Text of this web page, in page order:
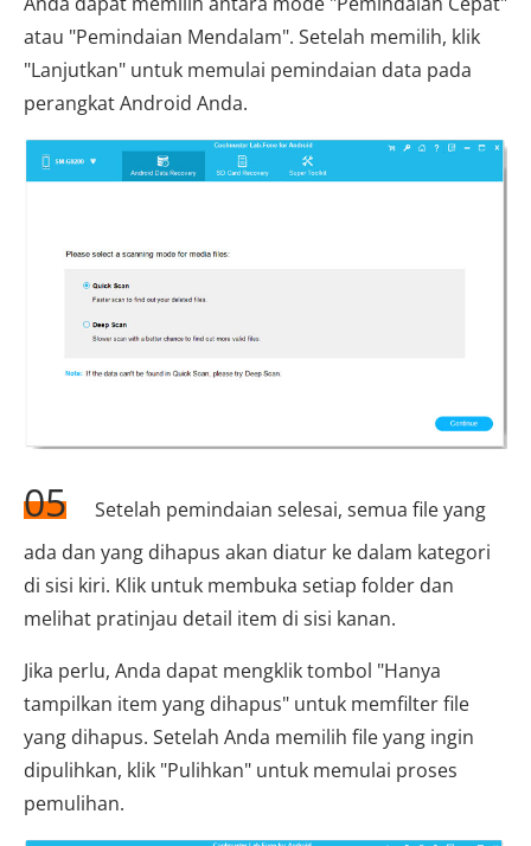
atau "Pemindaian Mendalam". Setelah memilih, klik
"Lanjutkan" untuk memulai pemindaian data pada
perangkat Android Anda.
05
Setelah pemindaian selesai, semua file yang
ada dan yang dihapus akan diatur ke dalam kategori
di sisi kiri. Klik untuk membuka setiap folder dan
melihat pratinjau detail item di sisi kanan.
Jika perlu, Anda dapat mengklik tombol "Hanya
tampilkan item yang dihapus" untuk memfilter file
yang dihapus. Setelah Anda memilih file yang ingin
dipulihkan, klik "Pulihkan" untuk memulai proses
pemulihan.